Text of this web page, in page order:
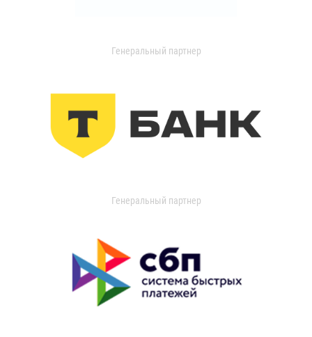
Генеральный партнер
Генеральный партнер